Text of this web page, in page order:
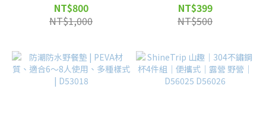
NT$800
NT$1,000
NT$399
NT$500